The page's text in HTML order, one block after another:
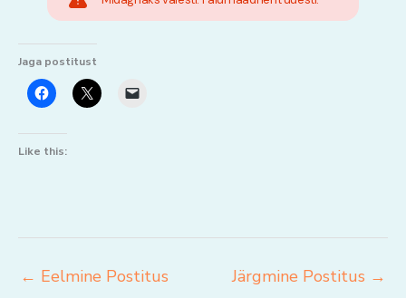
Jaga postitust
Like this:
← Eelmine Postitus Järgmine Postitus →